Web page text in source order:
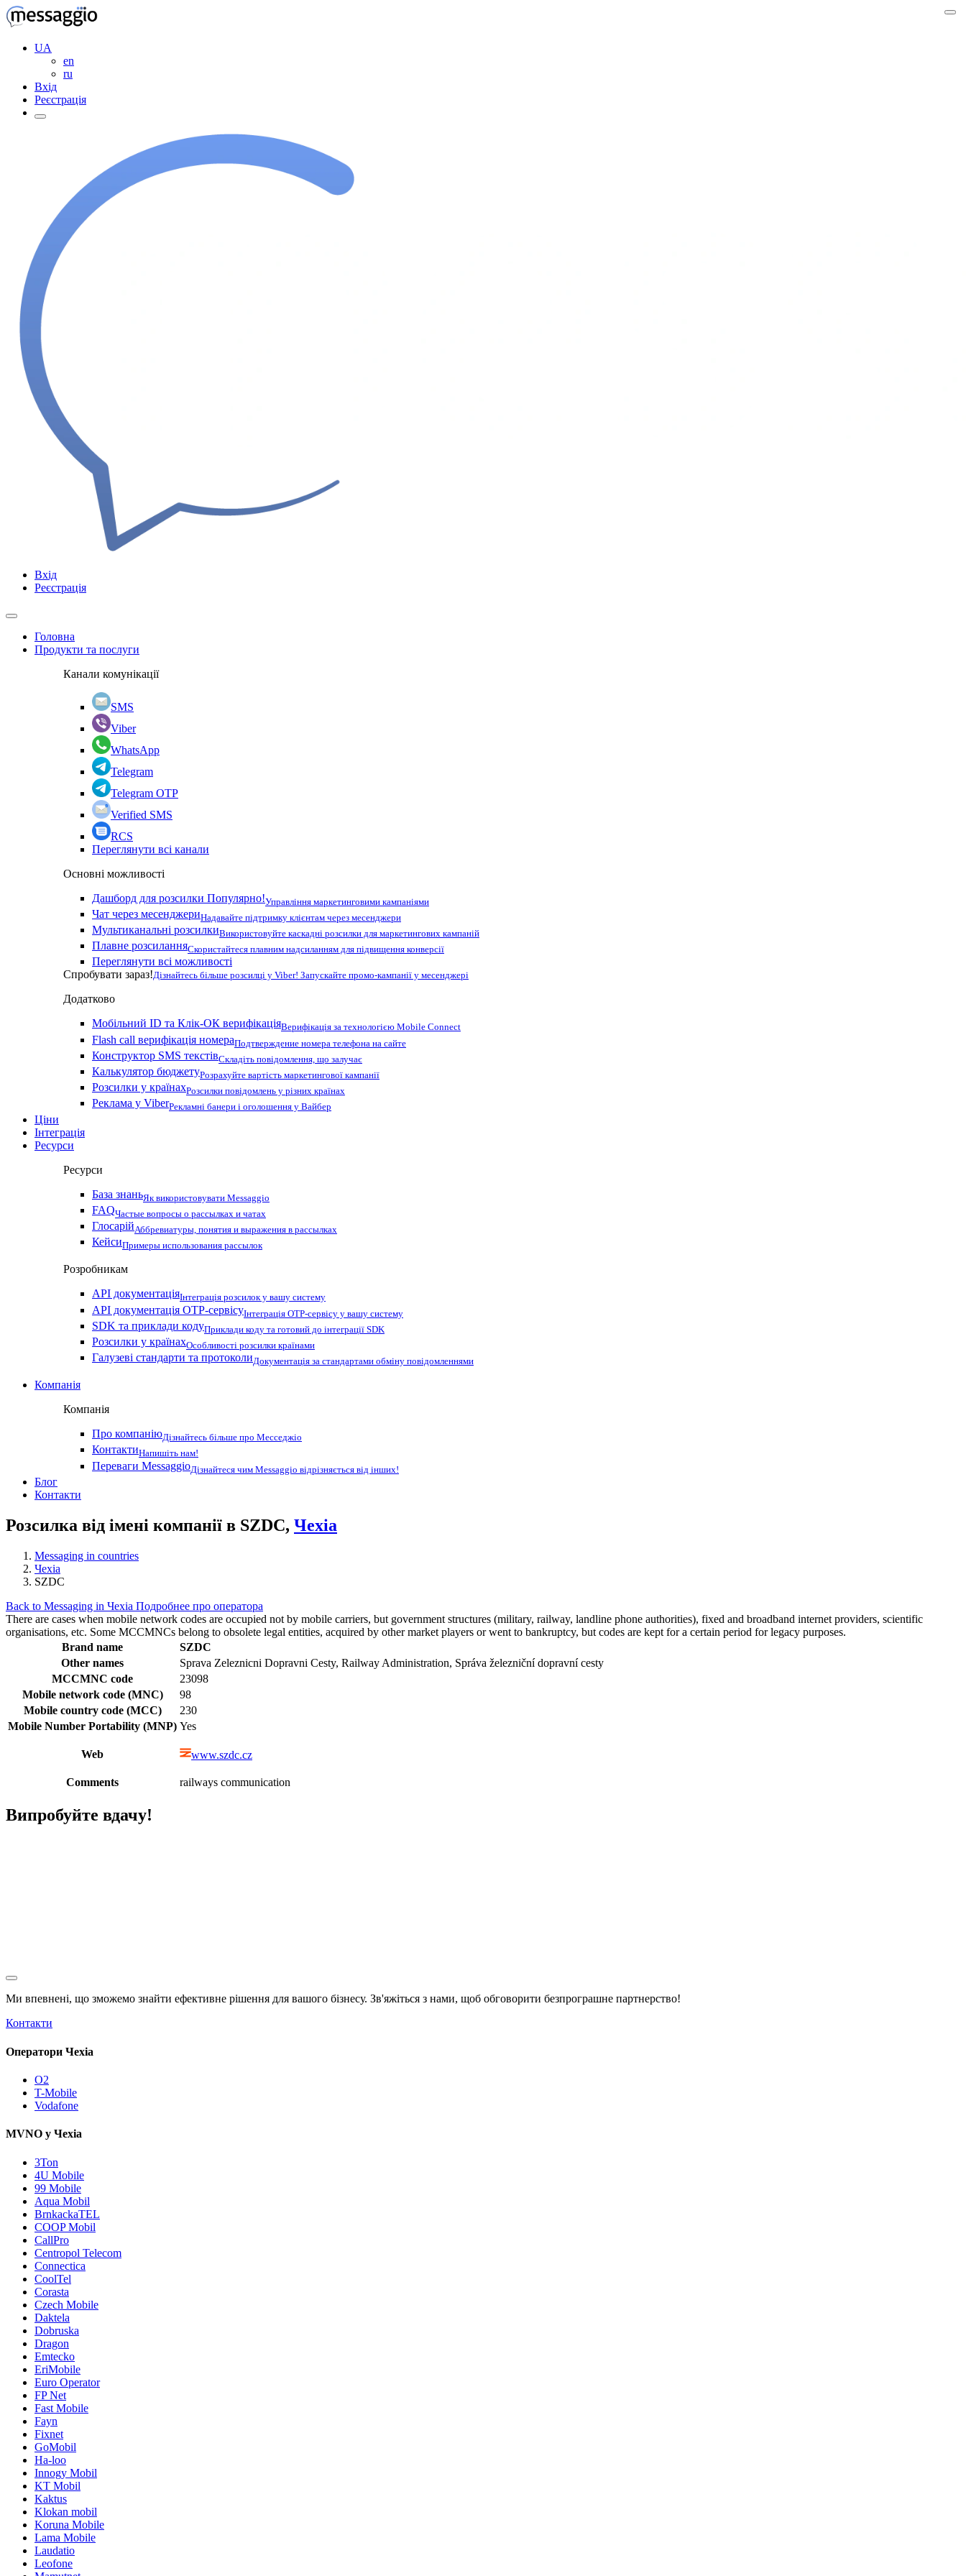
UA
en
ru
Вхід
Реєстрація
Вхід
Реєстрація
Головна
Продукти та послуги
Канали комунікації
SMS
Viber
WhatsApp
Telegram
Telegram OTP
Verified SMS
RCS
Переглянути всі канали
Основні можливості
Дашборд для розсилки Популярно!Управління маркетинговими кампаніями
Чат через месенджериНадавайте підтримку клієнтам через месенджери
Мультиканальні розсилкиВикористовуйте каскадні розсилки для маркетингових кампаній
Плавне розсиланняСкористайтеся плавним надсиланням для підвищення конверсії
Переглянути всі можливості
Спробувати зараз!Дізнайтесь більше розсилці у Viber! Запускайте промо-кампанії у месенджері
Додатково
Мобільний ID та Клік-ОК верифікаціяВерифікація за технологією Mobile Connect
Flash call верифікація номераПодтверждение номера телефона на сайте
Конструктор SMS текстівСкладіть повідомлення, що залучає
Калькулятор бюджетуРозрахуйте вартість маркетингової кампанії
Розсилки у країнахРозсилки повідомлень у різних країнах
Реклама у ViberРекламні банери і оголошення у Вайбер
Ціни
Інтеграція
Ресурси
Ресурси
База знаньЯк використовувати Messaggio
FAQЧастые вопросы о рассылках и чатах
ГлосарійАббревиатуры, понятия и выражения в рассылках
КейсиПримеры использования рассылок
Розробникам
API документаціяІнтеграція розсилок у вашу систему
API документація OTP-сервісуІнтеграція OTP-сервісу у вашу систему
SDK та приклади кодуПриклади коду та готовий до інтеграції SDK
Розсилки у країнахОсобливості розсилки країнами
Галузеві стандарти та протоколиДокументація за стандартами обміну повідомленнями
Компанія
Компанія
Про компаніюДізнайтесь більше про Месседжіо
КонтактиНапишіть нам!
Переваги MessaggioДізнайтеся чим Messaggio відрізняється від інших!
Блог
Контакти
Розсилка від імені компанії в SZDC, Чехіа
Messaging in countries
Чехіа
SZDC
Back to Messaging in Чехіа Подробнее про оператора
There are cases when mobile network codes are occupied not by mobile carriers, but government structures (military, railway, landline phone authorities), fixed and broadband internet providers, scientific
organisations, etc. Some MCCMNCs belong to obsolete legal entities, acquired by other market players or went to bankruptcy, but codes are kept for a certain period for legacy purposes.
Brand name
SZDC
Other names
Sprava Zeleznicni Dopravni Cesty, Railway Administration, Správa železniční dopravní cesty
MCCMNC code
23098
Mobile network code (MNC)
98
Mobile country code (MCC)
230
Mobile Number Portability (MNP) Yes
Web www.szdc.cz
Comments railways communication
Випробуйте вдачу!
Ми впевнені, що зможемо знайти ефективне рішення для вашого бізнесу. Зв'яжіться з нами, щоб обговорити безпрограшне партнерство!
Контакти
Оператори Чехіа
O2
T-Mobile
Vodafone
MVNO у Чехіа
3Ton
4U Mobile
99 Mobile
Aqua Mobil
BrnkackaTEL
COOP Mobil
CallPro
Centropol Telecom
Connectica
CoolTel
Corasta
Czech Mobile
Daktela
Dobruska
Dragon
Emtecko
EriMobile
Euro Operator
FP Net
Fast Mobile
Fayn
Fixnet
GoMobil
Ha-loo
Innogy Mobil
KT Mobil
Kaktus
Klokan mobil
Koruna Mobile
Lama Mobile
Laudatio
Leofone